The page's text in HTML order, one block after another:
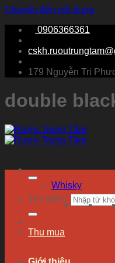
Chuyển đến nội dung
0906366361
179 Nguyễn Tri
double
Tìm kiếm:
Thu mua
Whisky